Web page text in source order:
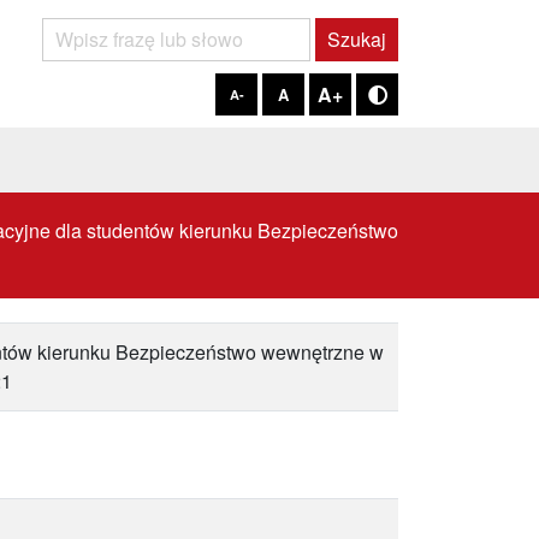
Szukaj Szukaj
A- A A+ Tryb kontrastowy
dla studentów kierunku Bezpieczeństwo
kierunku Bezpieczeństwo wewnętrzne w